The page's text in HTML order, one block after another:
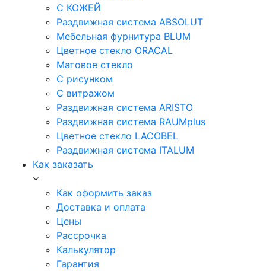
С КОЖЕЙ
Раздвижная система ABSOLUT
Мебельная фурнитура BLUM
Цветное стекло ORACAL
Матовое стекло
C рисунком
C витражом
Раздвижная система ARISTO
Раздвижная система RAUMplus
Цветное стекло LACOBEL
Раздвижная система ITALUM
Как заказать
Как оформить заказ
Доставка и оплата
Цены
Рассрочка
Калькулятор
Гарантия